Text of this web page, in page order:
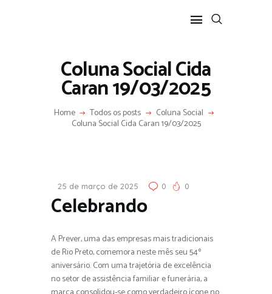
Coluna Social Cida
Caran 19/03/2025
Home Todos os posts Coluna Social
Coluna Social Cida Caran 19/03/2025
HOME
CONTATO
25 de março de 2025 0 0
Celebrando
A Prever, uma das empresas mais tradicionais
de Rio Preto, comemora neste mês seu 54º
aniversário. Com uma trajetória de excelência
no setor de assistência familiar e funerária, a